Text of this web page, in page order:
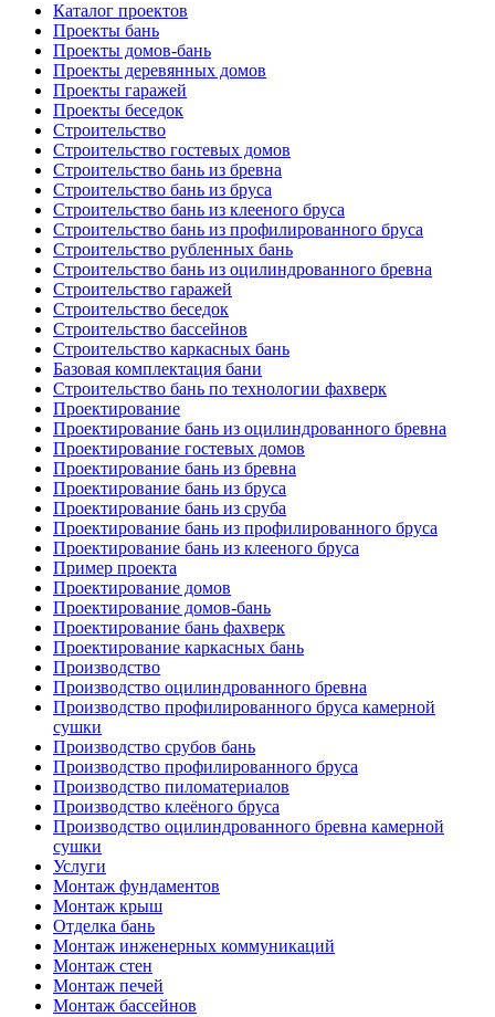
Каталог проектов
Проекты бань
Проекты домов-бань
Проекты деревянных домов
Проекты гаражей
Проекты беседок
Строительство
Строительство гостевых домов
Строительство бань из бревна
Строительство бань из бруса
Строительство бань из клееного бруса
Строительство бань из профилированного бруса
Строительство рубленных бань
Строительство бань из оцилиндрованного бревна
Строительство гаражей
Строительство беседок
Строительство бассейнов
Строительство каркасных бань
Базовая комплектация бани
Строительство бань по технологии фахверк
Проектирование
Проектирование бань из оцилиндрованного бревна
Проектирование гостевых домов
Проектирование бань из бревна
Проектирование бань из бруса
Проектирование бань из сруба
Проектирование бань из профилированного бруса
Проектирование бань из клееного бруса
Пример проекта
Проектирование домов
Проектирование домов-бань
Проектирование бань фахверк
Проектирование каркасных бань
Производство
Производство оцилиндрованного бревна
Производство профилированного бруса камерной
сушки
Производство срубов бань
Производство профилированного бруса
Производство пиломатериалов
Производство клеёного бруса
Производство оцилиндрованного бревна камерной
сушки
Услуги
Монтаж фундаментов
Монтаж крыш
Отделка бань
Монтаж инженерных коммуникаций
Монтаж стен
Монтаж печей
Монтаж бассейнов